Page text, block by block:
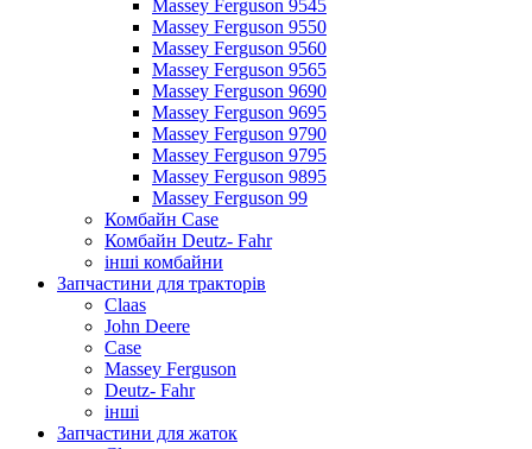
Massey Ferguson 9545
Massey Ferguson 9550
Massey Ferguson 9560
Massey Ferguson 9565
Massey Ferguson 9690
Massey Ferguson 9695
Massey Ferguson 9790
Massey Ferguson 9795
Massey Ferguson 9895
Massey Ferguson 99
Комбайн Case
Комбайн Deutz- Fahr
інші комбайни
Запчастини для тракторів
Claas
John Deere
Case
Massey Ferguson
Deutz- Fahr
інші
Запчастини для жаток